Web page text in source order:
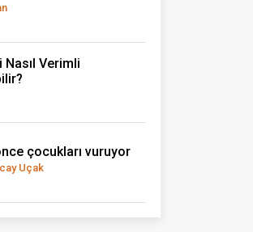
Nasıl Verimli
çocukları vuruyor
Uçak